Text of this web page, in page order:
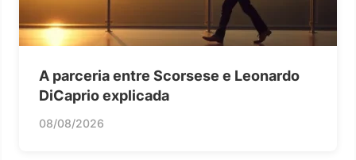
A parceria entre Scorsese e Leonardo
DiCaprio explicada
08/08/2026